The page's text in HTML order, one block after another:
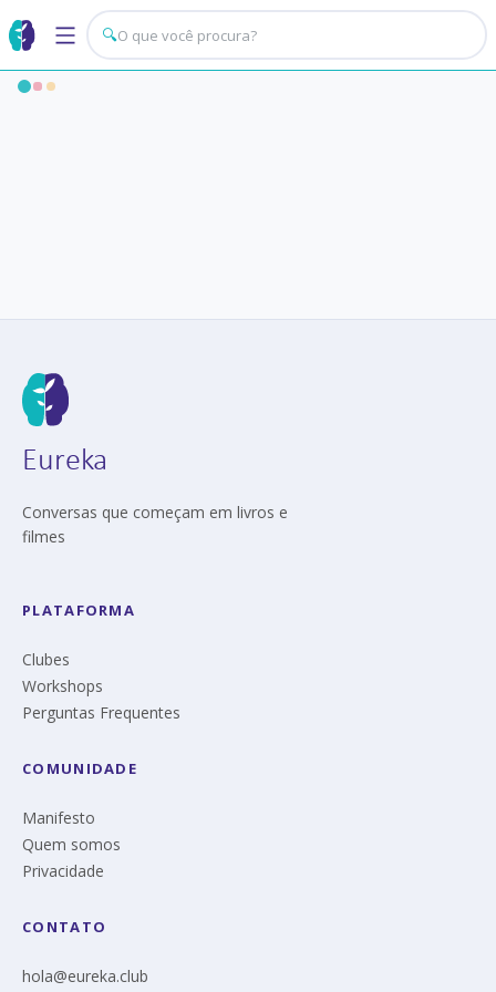
🔍
Eureka
Conversas que começam em livros e
filmes
PLATAFORMA
Clubes
Workshops
Perguntas Frequentes
COMUNIDADE
Manifesto
Quem somos
Privacidade
CONTATO
hola@eureka.club